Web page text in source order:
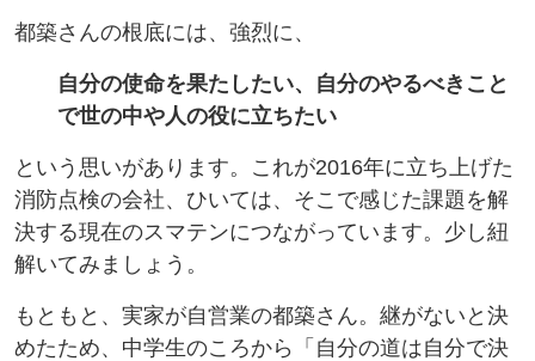
都築さんの根底には、強烈に、
自分の使命を果たしたい、自分のやるべきこと
で世の中や人の役に立ちたい
という思いがあります。これが2016年に立ち上げた
消防点検の会社、ひいては、そこで感じた課題を解
決する現在のスマテンにつながっています。少し紐
解いてみましょう。
もともと、実家が自営業の都築さん。継がないと決
めたため、中学生のころから「自分の道は自分で決